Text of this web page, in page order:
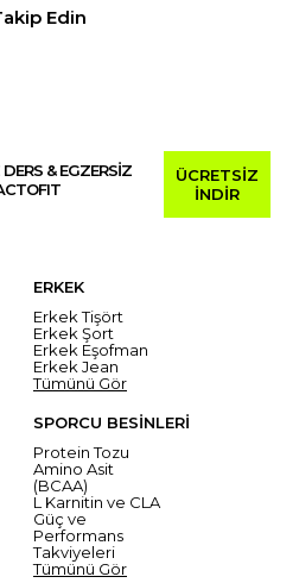
Edin
& EGZERSİZ
ÜCRETSİZ
İNDİR
ERKEK
Erkek Tişört
Erkek Şort
Erkek Eşofman
Erkek Jean
Tümünü Gör
SPORCU BESİNLERİ
Protein Tozu
Amino Asit
(BCAA)
L Karnitin ve CLA
Güç ve
Performans
Takviyeleri
Tümünü Gör